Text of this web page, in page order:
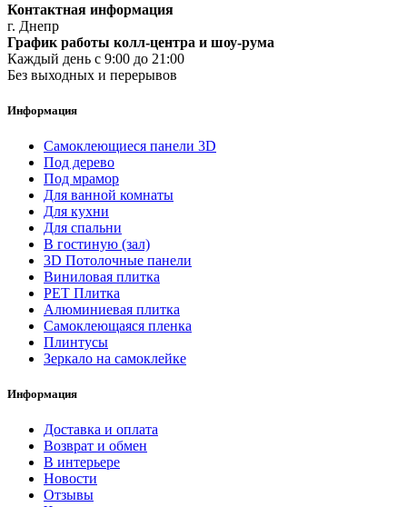
Контактная информация
г. Днепр
График работы колл-центра и шоу-рума
Каждый день с 9:00 до 21:00
Без выходных и перерывов
Информация
Самоклеющиеся панели 3D
Под дерево
Под мрамор
Для ванной комнаты
Для кухни
Для спальни
В гостиную (зал)
3D Потолочные панели
Виниловая плитка
PET Плитка
Алюминиевая плитка
Самоклеющаяся пленка
Плинтусы
Зеркало на самоклейке
Информация
Доставка и оплата
Возврат и обмен
В интерьере
Новости
Отзывы